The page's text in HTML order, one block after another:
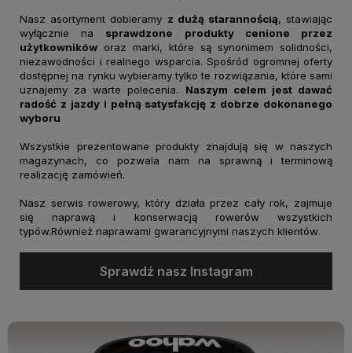
Nasz asortyment dobieramy z dużą starannością, stawiając
wyłącznie na sprawdzone produkty cenione przez
użytkowników oraz marki, które są synonimem solidności,
niezawodności i realnego wsparcia. Spośród ogromnej oferty
dostępnej na rynku wybieramy tylko te rozwiązania, które sami
uznajemy za warte polecenia. Naszym celem jest dawać
radość z jazdy i pełną satysfakcję z dobrze dokonanego
wyboru
Wszystkie prezentowane produkty znajdują się w naszych
magazynach, co pozwala nam na sprawną i terminową
realizację zamówień.
Nasz serwis rowerowy, który działa przez cały rok, zajmuje
się naprawą i konserwacją rowerów wszystkich
typów.Również naprawami gwarancyjnymi naszych klientów.
Sprawdź nasz Instagram